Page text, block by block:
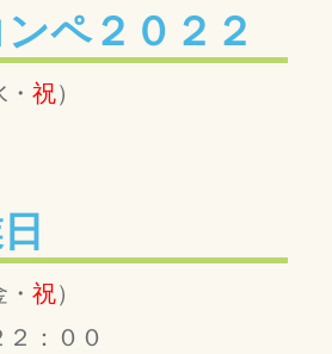
ペ２０２２
祝）
祝）
：００